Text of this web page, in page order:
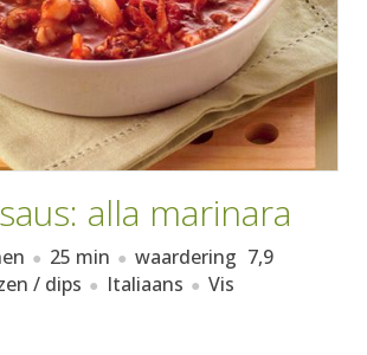
alla marinara
25 min waardering 7,9
/ dips
Italiaans Vis